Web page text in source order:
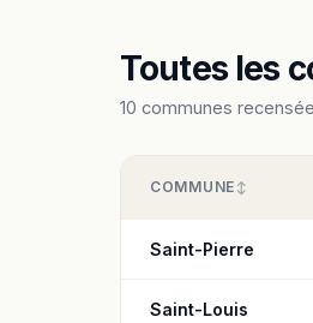
Toutes les
10 communes
COMMUNE
Saint-Pierre
Saint-Louis